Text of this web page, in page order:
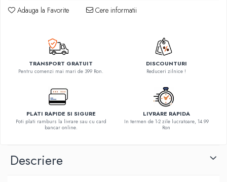
Adauga la Favorite Cere informatii
TRANSPORT GRATUIT
Pentru comenzi mai mari de 399 Ron.
DISCOUNTURI
Reduceri zilnice !
PLATI RAPIDE SI SIGURE
Poti plati ramburs la livrare sau cu card
bancar online.
LIVRARE RAPIDA
In termen de 1-2 zile lucratoare, 14.99
Ron
Descriere